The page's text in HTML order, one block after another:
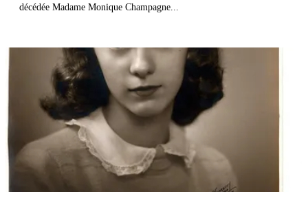
décédée Madame Monique Champagne...